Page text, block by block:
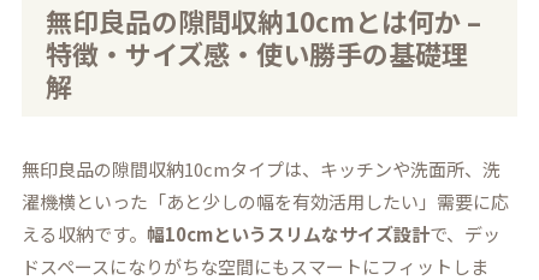
無印良品の隙間収納10cmとは何か –
特徴・サイズ感・使い勝手の基礎理
解
無印良品の隙間収納10cmタイプは、キッチンや洗面所、洗
濯機横といった「あと少しの幅を有効活用したい」需要に応
える収納です。幅10cmというスリムなサイズ設計で、デッ
ドスペースになりがちな空間にもスマートにフィットしま